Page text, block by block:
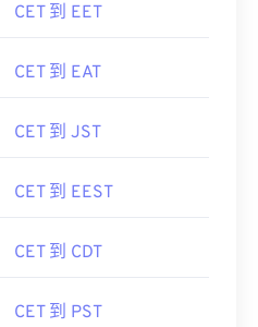
CET 到 EET
CET 到 EAT
CET 到 JST
CET 到 EEST
CET 到 CDT
CET 到 PST